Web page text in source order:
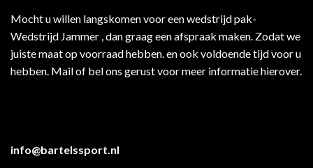
Mocht u willen langskomen voor een wedstrijd pak-
Wedstrijd Jammer , dan graag een afspraak maken. Zodat we
juiste maat op voorraad hebben. en ook voldoende tijd voor u
hebben. Mail of bel ons gerust voor meer informatie hierover.
info@bartelssport.nl